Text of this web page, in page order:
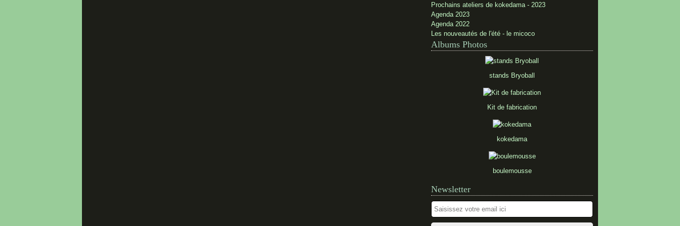
Prochains ateliers de kokedama - 2023
Agenda 2023
Agenda 2022
Les nouveautés de l'été - le micoco
Albums Photos
stands Bryoball
Kit de fabrication
kokedama
boulemousse
Newsletter